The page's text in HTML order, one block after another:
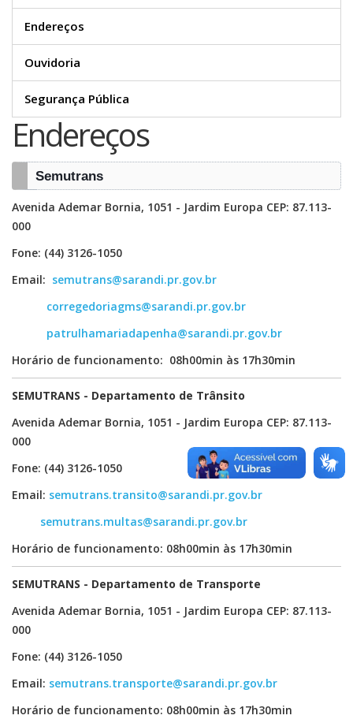
Endereços
Ouvidoria
Segurança Pública
Endereços
Semutrans
Avenida Ademar Bornia, 1051 - Jardim Europa CEP: 87.113-
000
Fone: (44) 3126-1050
Email: semutrans@sarandi.pr.gov.br
corregedoriagms@sarandi.pr.gov.br
patrulhamariadapenha@sarandi.pr.gov.br
Horário de funcionamento: 08h00min às 17h30min
SEMUTRANS - Departamento de Trânsito
Avenida Ademar Bornia, 1051 - Jardim Europa CEP: 87.113-
000
Fone: (44) 3126-1050
Email: semutrans.transito@sarandi.pr.gov.br
semutrans.multas@sarandi.pr.gov.br
Horário de funcionamento: 08h00min às 17h30min
SEMUTRANS - Departamento de Transporte
Avenida Ademar Bornia, 1051 - Jardim Europa CEP: 87.113-
000
Fone: (44) 3126-1050
Email: semutrans.transporte@sarandi.pr.gov.br
Horário de funcionamento: 08h00min às 17h30min